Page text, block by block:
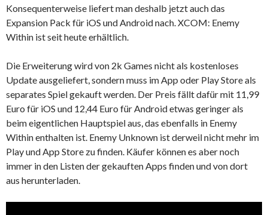
Konsequenterweise liefert man deshalb jetzt auch das
Expansion Pack für iOS und Android nach. XCOM: Enemy
Within ist seit heute erhältlich.
Die Erweiterung wird von 2k Games nicht als kostenloses
Update ausgeliefert, sondern muss im App oder Play Store als
separates Spiel gekauft werden. Der Preis fällt dafür mit 11,99
Euro für iOS und 12,44 Euro für Android etwas geringer als
beim eigentlichen Hauptspiel aus, das ebenfalls in Enemy
Within enthalten ist. Enemy Unknown ist derweil nicht mehr im
Play und App Store zu finden. Käufer können es aber noch
immer in den Listen der gekauften Apps finden und von dort
aus herunterladen.